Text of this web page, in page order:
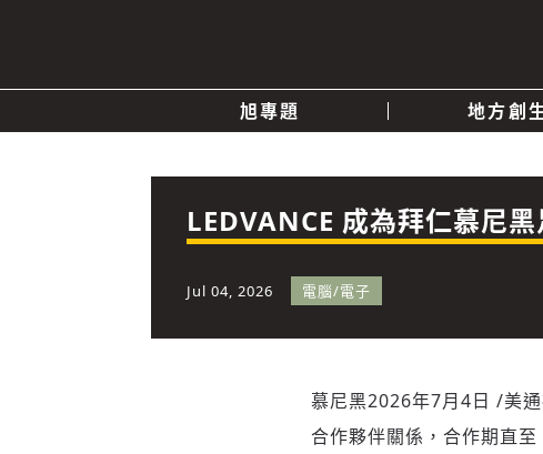
旭專題 地方創
快速連結
政治 經濟
LEDVANCE 成為拜仁慕尼
Jul 04, 2026 電腦/電子
慕尼黑2026年7月4日 /美
合作夥伴關係，合作期直